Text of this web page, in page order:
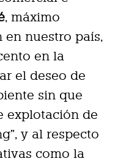
, máximo
en nuestro país,
en la
el deseo de
sin que
explotación de
y al respecto
como la